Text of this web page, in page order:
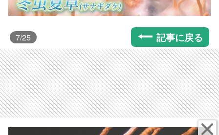
7/25 記事に戻る